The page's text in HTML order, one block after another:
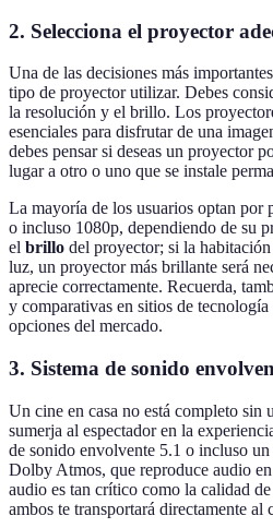
2. Selecciona el proyector
Una de las decisiones más
tipo de proyector utilizar. Debes
la resolución y el brillo. Los
esenciales para disfrutar de una
debes pensar si deseas un proyector
lugar a otro o uno que se instale
La mayoría de los usuarios optan por
o incluso 1080p, dependiendo de su
el brillo del proyector; si la
luz, un proyector más brillante será
aprecie correctamente. Recuerda,
y comparativas en sitios de
opciones del mercado.
3. Sistema de sonido
Un cine en casa no está completo sin
sumerja al espectador en la
de sonido envolvente 5.1 o incluso
Dolby Atmos, que reproduce audio
audio es tan crítico como la calidad
ambos te transportará directamente al